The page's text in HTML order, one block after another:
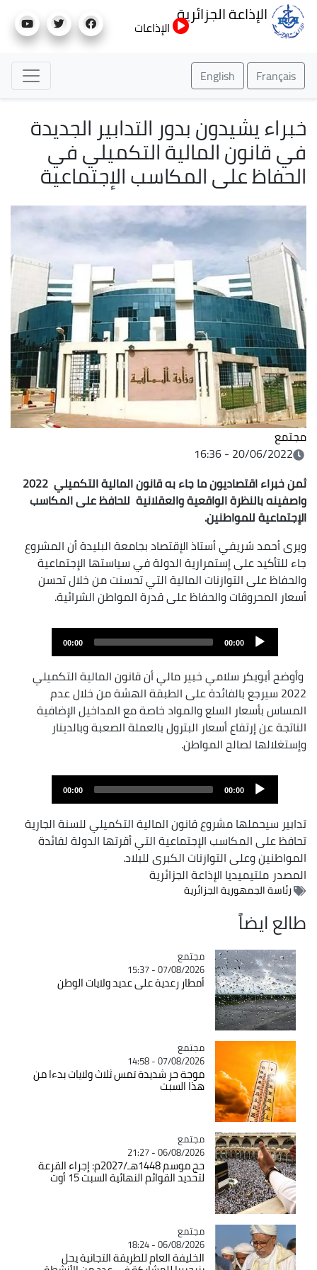
إلى
الإذاعة الجزائرية
الإذاعات
Français
English
خبراء يشيدون بدور التدابير الجديدة
في قانون المالية التكميلي في
الحفاظ على المكاسب الإجتماعية
مجتمع
20/06/2022 - 16:36
ثمن خبراء اقتصاديون ما جاء به قانون المالية التكميلي 2022
واصفينه بالنظرة الواقعية والعقلانية للحافظ على المكاسب
الإجتماعية للمواطنين.
ويرى أحمد شريفي أستاذ الإقتصاد بجامعة البليدة أن المشروع
جاء للتأكيد على إستمرارية الدولة في سياستها الإجتماعية
والحفاظ على التوازنات المالية التي تحسنت من خلال تحسن
أسعار المحروقات والحفاظ على قدرة المواطن الشرائية.
00:00
00:00
وأوضح أبوبكر سلامي خبير مالي أن قانون المالية التكميلي
2022 سيرجع بالفائدة على الطبقة الهشة من خلال عدم
المساس بأسعار السلع والمواد خاصة مع المداخيل الإضافية
الناتجة عن إرتفاع أسعار البترول بالعملة الصعبة وبالدينار
وإستغلالها لصالح المواطن.
00:00
00:00
تدابير سيحملها مشروع قانون المالية التكميلي للسنة الجارية
تحافظ على المكاسب الإجتماعية التي أقرتها الدولة لفائدة
المواطنين وعلى التوازنات الكبرى للبلاد.
المصدرملتيميديا الإذاعة الجزائرية
رئاسة الجمهورية الجزائرية
طالع ايضاً
Catégorie
مجتمع
07/08/2026 - 15:37
أمطار رعدية على عديد ولايات الوطن
Catégorie
مجتمع
07/08/2026 - 14:58
موجة حر شديدة تمس ثلاث ولايات بدءا من
هذا السبت
Catégorie
مجتمع
06/08/2026 - 21:27
حج موسم 1448هـ/2027م: إجراء القرعة
لتحديد القوائم النهائية السبت 15 أوت
Catégorie
مجتمع
06/08/2026 - 18:24
الخليفة العام للطريقة التجانية يحل